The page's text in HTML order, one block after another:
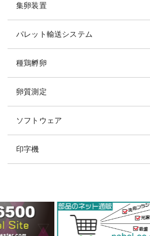
集卵装置
パレット輸送システム
種鶏孵卵
卵質測定
ソフトウェア
印字機